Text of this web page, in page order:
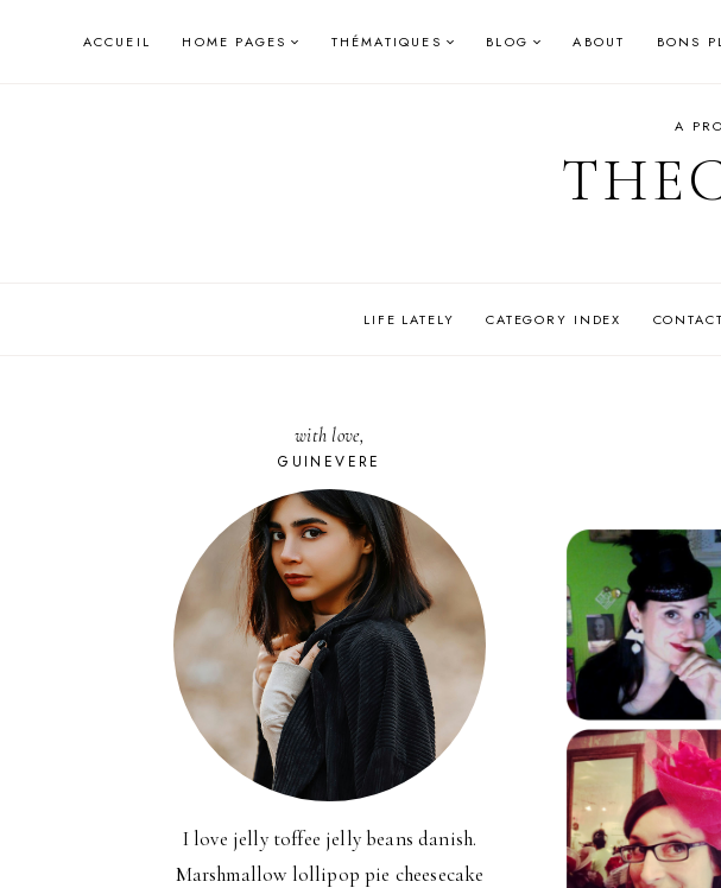
ACCUEIL HOME PAGES THÉMATIQUES BLOG ABOUT BONS
A
LIFE LATELY CATEGORY INDEX CONTACT
with love,
GUINEVERE
I love jelly toffee jelly beans danish.
Marshmallow lollipop pie cheesecake